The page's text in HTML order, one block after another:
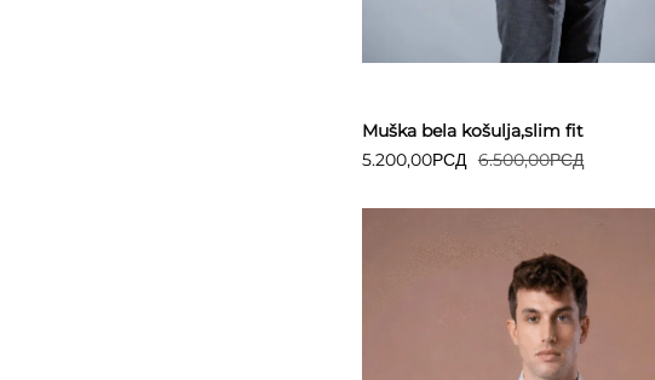
Muška bela košulja,slim fit
6.500,00РСД
5.200,00РСД